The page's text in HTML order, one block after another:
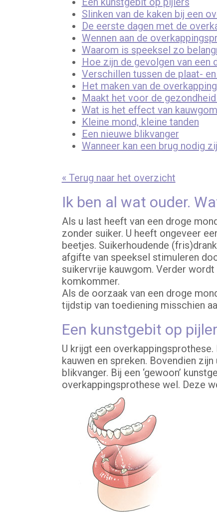
Slinken van de kaken bij een
De eerste dagen met de
Wennen aan de
Waarom is speeksel zo
Hoe zijn de gevolgen van een
Verschillen tussen de plaat-
Het maken van de
Maakt het voor de
Wat is het effect van
Kleine mond, kleine tanden
Een nieuwe blikvanger
Wanneer kan een brug nodig
« Terug naar het overzicht
Ik ben al wat ouder.
Als u last heeft van een droge
zonder suiker. U heeft ongeveer
beetjes. Suikerhoudende
afgifte van speeksel stimuleren
suikervrije kauwgom. Verder
komkommer.
Als de oorzaak van een droge
tijdstip van toediening misschien
Een kunstgebit op
U krijgt een
kauwen en spreken. Bovendien
blikvanger. Bij een ‘gewoon’
overkappingsprothese wel. Deze